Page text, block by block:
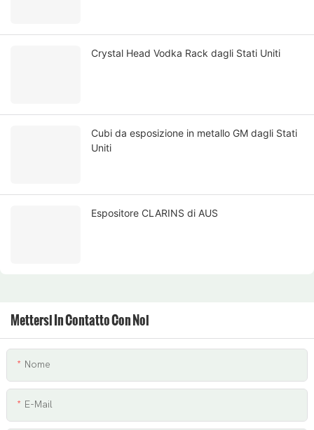
Crystal Head Vodka Rack dagli Stati Uniti
Cubi da esposizione in metallo GM dagli Stati
Uniti
Espositore CLARINS di AUS
Mettersi In Contatto Con Noi
Nome
E-Mail